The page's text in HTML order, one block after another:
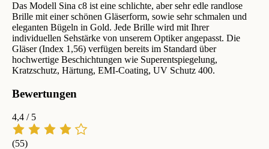
Das Modell Sina c8 ist eine schlichte, aber sehr edle randlose
Brille mit einer schönen Gläserform, sowie sehr schmalen und
eleganten Bügeln in Gold. Jede Brille wird mit Ihrer
individuellen Sehstärke von unserem Optiker angepasst. Die
Gläser (Index 1,56) verfügen bereits im Standard über
hochwertige Beschichtungen wie Superentspiegelung,
Kratzschutz, Härtung, EMI-Coating, UV Schutz 400.
Bewertungen
4,4 / 5
(55)